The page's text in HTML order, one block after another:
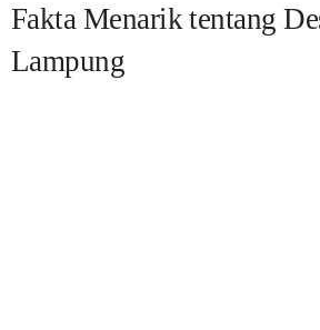
Fakta Menarik tentang
Lampung